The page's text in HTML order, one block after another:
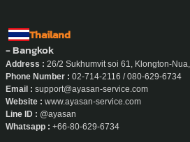
Thailand
- Bangkok
Address : 26/2 Sukhumvit soi 61, Klongton-
Phone Number : 02-714-2116 / 080-629-6734
Email : support@ayasan-service.com
Website : www.ayasan-service.com
Line ID : @ayasan
Whatsapp : +66-80-629-6734